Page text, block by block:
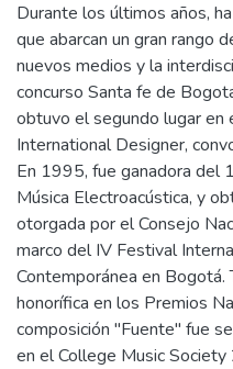
Durante los últimos años,
que abarcan un gran rango
nuevos medios y la
concurso Santa fe de
obtuvo el segundo lugar en
International Designer,
En 1995, fue ganadora del
Música Electroacústica, y
otorgada por el Consejo
marco del IV Festival
Contemporánea en Bogotá.
honorífica en los Premios
composición "Fuente" fue
en el College Music